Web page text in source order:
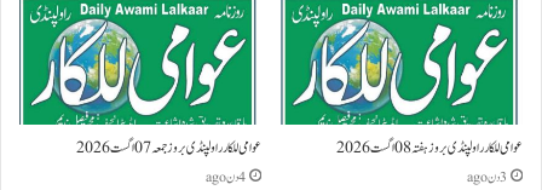
عوامی للکار راولپنڈی بروز ہفتہ 08 اگست 2026
3 دن ago
عوامی للکار راولپنڈی بروز جمعہ 07 اگست 2026
4 دن ago